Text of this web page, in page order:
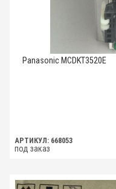
Panasonic MCDKT3520E
АРТИКУЛ: 668053
под заказ